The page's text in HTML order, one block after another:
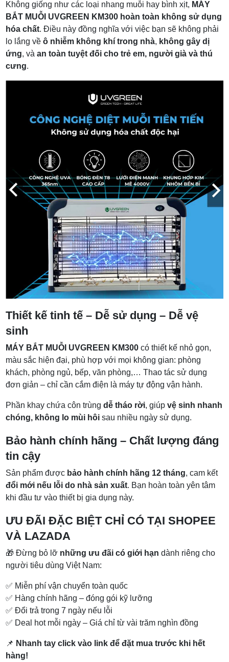
Không giống như các loại nhang muỗi hay bình xịt, MÁY
BẮT MUỖI UVGREEN KM300 hoàn toàn không sử dụng
hóa chất. Điều này đồng nghĩa với việc bạn sẽ không phải
lo lắng vềô nhiễm không khí trong nhà, không gây dị
ứng, vàan toàn tuyệt đối cho trẻ em, người già và thú
cưng.
Thiết kế tinh tế – Dễ sử dụng – Dễ vệ
sinh
MÁY BẮT MUỖI UVGREEN KM300 có thiết kế nhỏ gọn,
màu sắc hiện đại, phù hợp với mọi không gian: phòng
khách, phòng ngủ, bếp, văn phòng,… Thao tác sử dụng
đơn giản – chỉ cần cắm điện là máy tự động vận hành.
Phần khay chứa côn trùngdễ tháo rời, giúpvệ sinh nhanh
chóng, không lo mùi hôi sau nhiều ngày sử dụng.
Bảo hành chính hãng – Chất lượng đáng
tin cậy
Sản phẩm được bảo hành chính hãng 12 tháng, cam kết
đổi mới nếu lỗi do nhà sản xuất. Bạn hoàn toàn yên tâm
khi đầu tư vào thiết bị gia dụng này.
ƯU ĐÃI ĐẶC BIỆT CHỈ CÓ TẠI SHOPEE
VÀ LAZADA
🎁 Đừng bỏ lỡ những ưu đãi có giới hạn dành riêng cho
người tiêu dùng Việt Nam:
✅ Miễn phí vận chuyển toàn quốc
✅ Hàng chính hãng – đóng gói kỹ lưỡng
✅ Đổi trả trong 7 ngày nếu lỗi
✅ Deal hot mỗi ngày – Giá chỉ từ vài trăm nghìn đồng
📌 Nhanh tay click vào link để đặt mua trước khi hết
hàng!